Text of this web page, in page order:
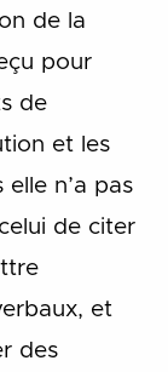
de la
pour
de
et les
n’a pas
de citer
et
des